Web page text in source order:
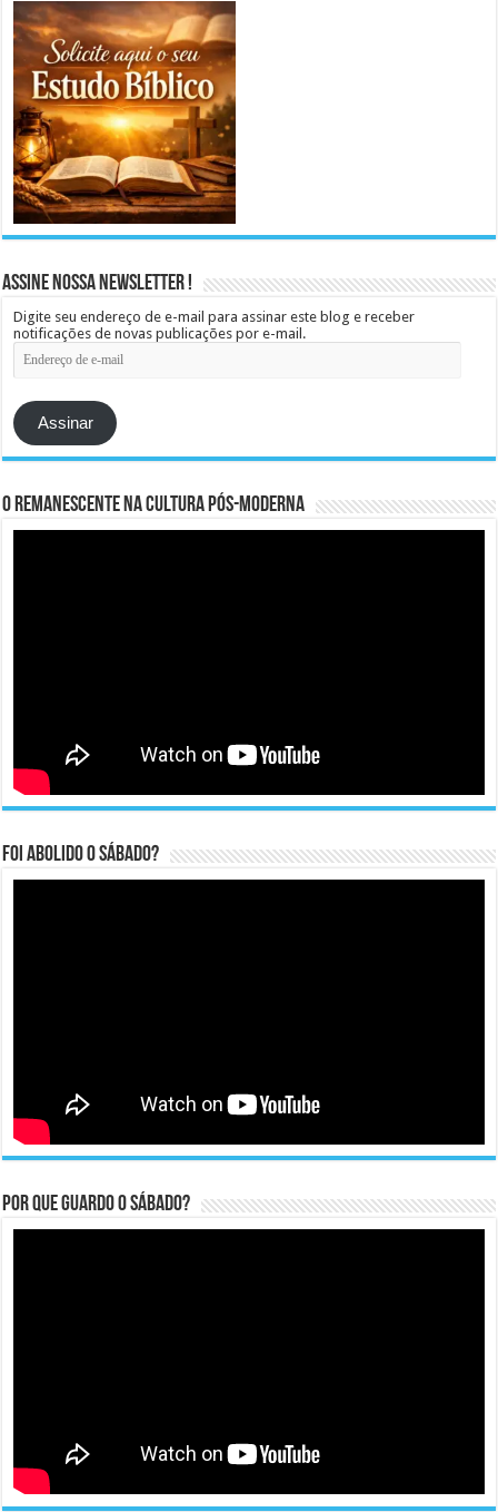
Assine Nossa Newsletter !
Digite seu endereço de e-mail para assinar este blog e receber
notificações de novas publicações por e-mail.
Endereço
de
mail
Assinar
O remanescente na cultura pós-moderna
Foi abolido o sábado?
Por que guardo o Sábado?